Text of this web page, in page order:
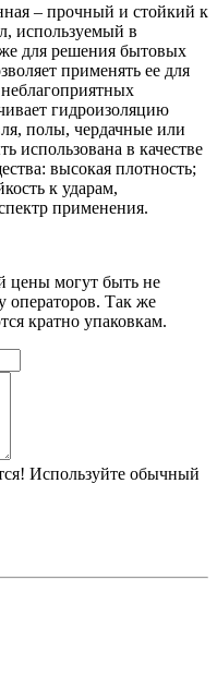
– прочный и стойкий к
используемый в
для решения бытовых
применять ее для
гидроизоляцию
полы, чердачные или
использована в качестве
высокая плотность;
к ударам,
применения.
цены могут быть не
операторов. Так же
кратно упаковкам.
Используйте обычный